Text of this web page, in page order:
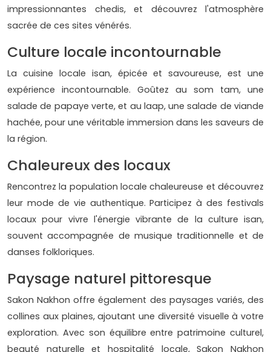
impressionnantes chedis, et découvrez l'atmosphère
sacrée de ces sites vénérés.
Culture locale incontournable
La cuisine locale isan, épicée et savoureuse, est une
expérience incontournable. Goûtez au som tam, une
salade de papaye verte, et au laap, une salade de viande
hachée, pour une véritable immersion dans les saveurs de
la région.
Chaleureux des locaux
Rencontrez la population locale chaleureuse et découvrez
leur mode de vie authentique. Participez à des festivals
locaux pour vivre l'énergie vibrante de la culture isan,
souvent accompagnée de musique traditionnelle et de
danses folkloriques.
Paysage naturel pittoresque
Sakon Nakhon offre également des paysages variés, des
collines aux plaines, ajoutant une diversité visuelle à votre
exploration. Avec son équilibre entre patrimoine culturel,
beauté naturelle et hospitalité locale, Sakon Nakhon